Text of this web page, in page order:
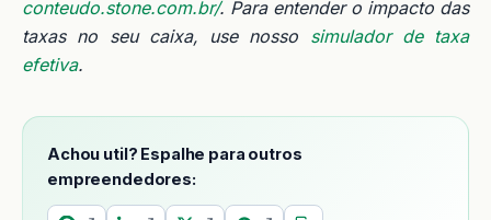
conteudo.stone.com.br/. Para entender o impacto das
taxas no seu caixa, use nosso simulador de taxa
efetiva.
Achou util? Espalhe para outros
empreendedores: